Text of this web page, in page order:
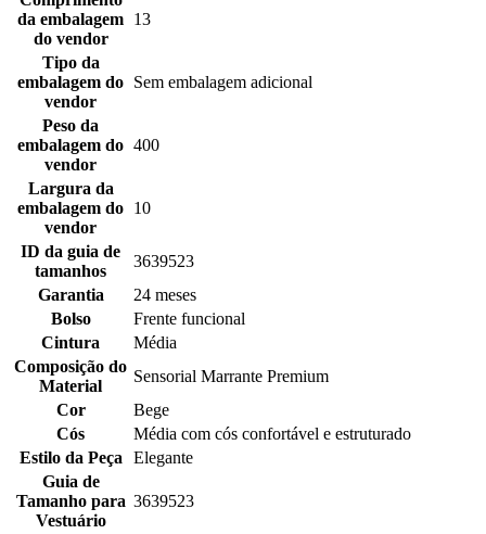
da embalagem
do vendor
13
Tipo da
embalagem do
vendor
Sem embalagem adicional
Peso da
embalagem do
vendor
400
Largura da
embalagem do
vendor
10
ID da guia de
tamanhos
3639523
Garantia
24 meses
Bolso
Frente funcional
Cintura
Média
Composição do
Material
Sensorial Marrante Premium
Cor
Bege
Cós
Média com cós confortável e estruturado
Estilo da Peça
Elegante
Guia de
Tamanho para
Vestuário
3639523